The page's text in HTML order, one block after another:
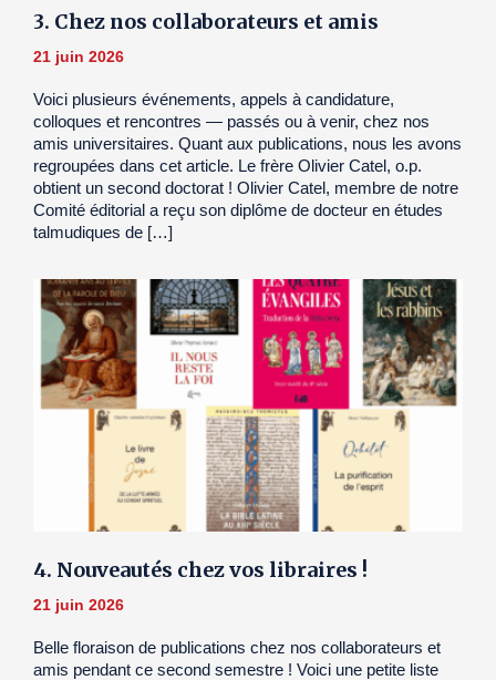
3. Chez nos collaborateurs et amis
21 juin 2026
Voici plusieurs événements, appels à candidature,
colloques et rencontres — passés ou à venir, chez nos
amis universitaires. Quant aux publications, nous les avons
regroupées dans cet article. Le frère Olivier Catel, o.p.
obtient un second doctorat ! Olivier Catel, membre de notre
Comité éditorial a reçu son diplôme de docteur en études
talmudiques de […]
4. Nouveautés chez vos libraires !
21 juin 2026
Belle floraison de publications chez nos collaborateurs et
amis pendant ce second semestre ! Voici une petite liste